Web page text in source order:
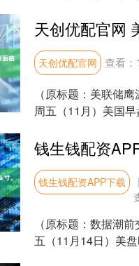
天创优配官网 查看：
（原标题：美联储
周五（11月）美国
钱生钱配资APP下载
（原标题：数据潮
五（11月14日）美